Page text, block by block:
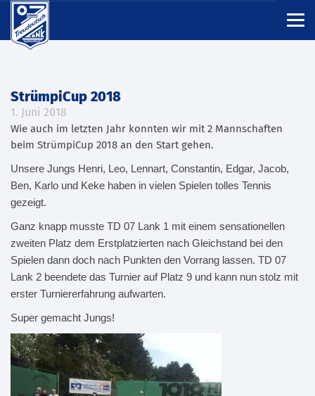
StrümpiCup 2018
1. Juni 2018
Wie auch im letzten Jahr konnten wir mit 2 Mannschaften
beim StrümpiCup 2018 an den Start gehen.
Unsere Jungs Henri, Leo, Lennart, Constantin, Edgar, Jacob,
Ben, Karlo und Keke haben in vielen Spielen tolles Tennis
gezeigt.
Ganz knapp musste TD 07 Lank 1 mit einem sensationellen
zweiten Platz dem Erstplatzierten nach Gleichstand bei den
Spielen dann doch nach Punkten den Vorrang lassen. TD 07
Lank 2 beendete das Turnier auf Platz 9 und kann nun stolz mit
erster Turniererfahrung aufwarten.
Super gemacht Jungs!